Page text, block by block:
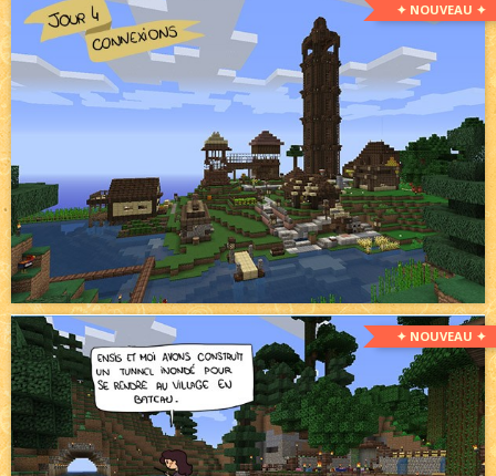
✦ NOUVEAU ✦
✦ NOUVEAU ✦